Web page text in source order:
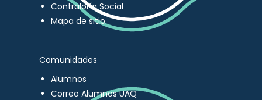
Contraloría Social
Mapa de sitio
Comunidades
Alumnos
Correo Alumnos UAQ